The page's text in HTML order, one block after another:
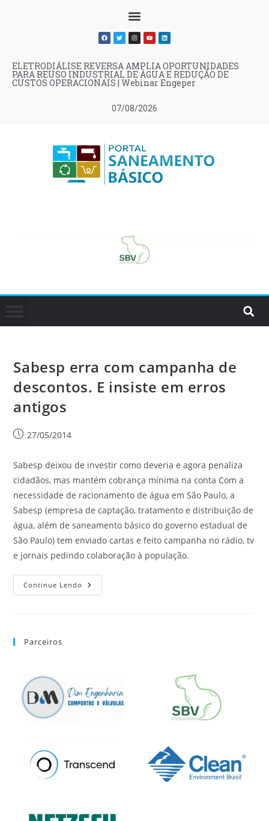
07/08/2026
ELETRODIÁLISE REVERSA AMPLIA OPORTUNIDADES
PARA REÚSO INDUSTRIAL DE ÁGUA E REDUÇÃO DE
CUSTOS OPERACIONAIS | Webinar Engeper
Sabesp erra com campanha de
descontos. E insiste em erros
antigos
27/05/2014
Sabesp deixou de investir como deveria e agora penaliza
cidadãos, mas mantém cobrança mínima na conta Com a
necessidade de racionamento de água em São Paulo, a
Sabesp (empresa de captação, tratamento e distribuição de
água, além de saneamento básico do governo estadual de
São Paulo) tem enviado cartas e feito campanha no rádio, tv
e jornais pedindo colaboração à população.
Continue Lendo
Parceiros